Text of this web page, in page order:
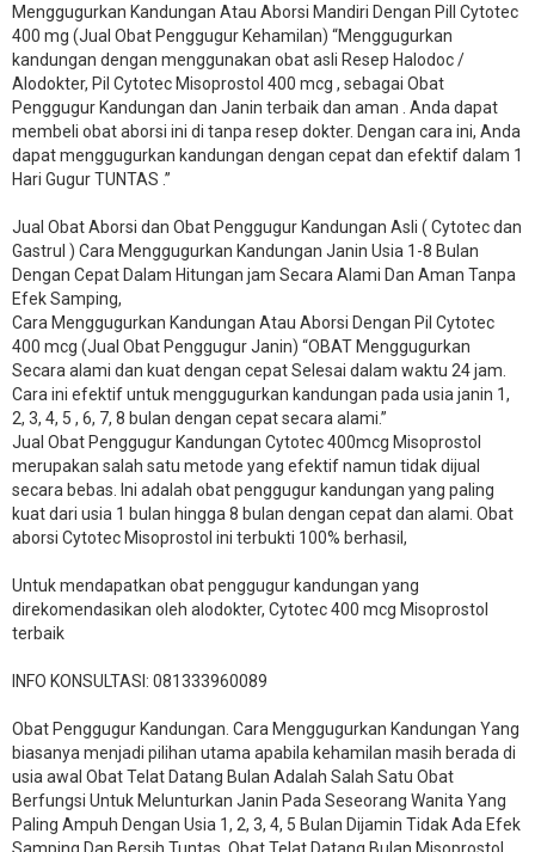
Menggugurkan Kandungan Atau Aborsi Mandiri Dengan Pill Cytotec
400 mg (Jual Obat Penggugur Kehamilan) “Menggugurkan
kandungan dengan menggunakan obat asli Resep Halodoc /
Alodokter, Pil Cytotec Misoprostol 400 mcg , sebagai Obat
Penggugur Kandungan dan Janin terbaik dan aman . Anda dapat
membeli obat aborsi ini di tanpa resep dokter. Dengan cara ini, Anda
dapat menggugurkan kandungan dengan cepat dan efektif dalam 1
Hari Gugur TUNTAS .”
Jual Obat Aborsi dan Obat Penggugur Kandungan Asli ( Cytotec dan
Gastrul ) Cara Menggugurkan Kandungan Janin Usia 1-8 Bulan
Dengan Cepat Dalam Hitungan jam Secara Alami Dan Aman Tanpa
Efek Samping,
Cara Menggugurkan Kandungan Atau Aborsi Dengan Pil Cytotec
400 mcg (Jual Obat Penggugur Janin) “OBAT Menggugurkan
Secara alami dan kuat dengan cepat Selesai dalam waktu 24 jam.
Cara ini efektif untuk menggugurkan kandungan pada usia janin 1,
2, 3, 4, 5 , 6, 7, 8 bulan dengan cepat secara alami.”
Jual Obat Penggugur Kandungan Cytotec 400mcg Misoprostol
merupakan salah satu metode yang efektif namun tidak dijual
secara bebas. Ini adalah obat penggugur kandungan yang paling
kuat dari usia 1 bulan hingga 8 bulan dengan cepat dan alami. Obat
aborsi Cytotec Misoprostol ini terbukti 100% berhasil,
Untuk mendapatkan obat penggugur kandungan yang
direkomendasikan oleh alodokter, Cytotec 400 mcg Misoprostol
terbaik
INFO KONSULTASI: 081333960089
​Obat Penggugur Kandungan. Cara Menggugurkan Kandungan Yang
biasanya menjadi pilihan utama apabila kehamilan masih berada di
usia awal Obat Telat Datang Bulan Adalah Salah Satu Obat
Berfungsi Untuk Melunturkan Janin Pada Seseorang Wanita Yang
Paling Ampuh Dengan Usia 1, 2, 3, 4, 5 Bulan Dijamin Tidak Ada Efek
Samping Dan Bersih Tuntas. Obat Telat Datang Bulan Misoprostol